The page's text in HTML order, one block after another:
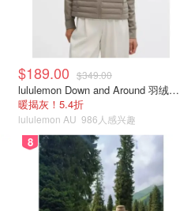
$189.00 $349.00
lululemon Down and Around 羽绒夹克
暖揭灰！5.4折
lululemon AU 986人感兴趣
8